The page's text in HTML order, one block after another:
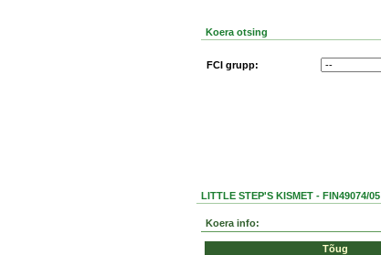
Koera otsing
FCI grupp:
LITTLE STEP'S KISMET - FIN49074/05
Koera info:
Tõug